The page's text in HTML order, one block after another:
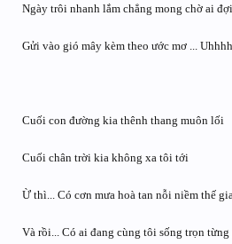
Ngày trôi nhanh lắm chẳng mong chờ ai
Gửi vào gió mây kèm theo ước mơ ...
Cuối con đường kia thênh thang muôn lối
Cuối chân trời kia không xa tôi tới
Ừ thì... Có cơn mưa hoà tan nỗi niềm thế
Và rồi... Có ai đang cùng tôi sống trọn